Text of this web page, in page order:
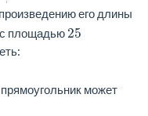
его длины
с площадью 25
может